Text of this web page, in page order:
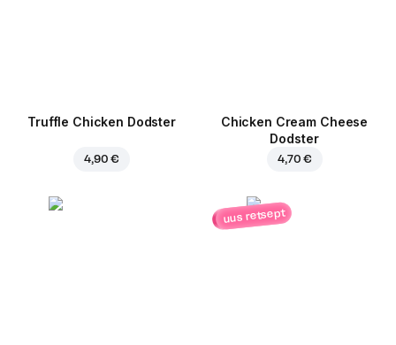
Truffle Chicken Dodster
4,90 €
Chicken Cream Cheese
Dodster
4,70 €
uus retsept